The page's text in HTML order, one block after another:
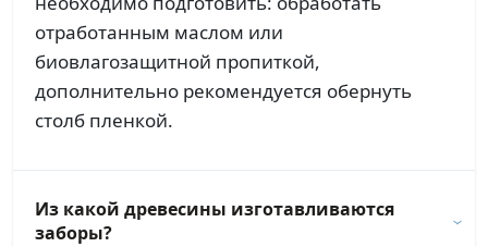
отработанным маслом или
биовлагозащитной пропиткой,
дополнительно рекомендуется обернуть
столб пленкой.
Из какой древесины изготавливаются
заборы?